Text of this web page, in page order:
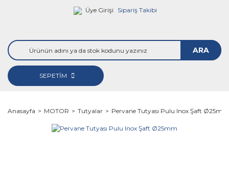
Üye Girişi Sipariş Takibi
ARA
SEPETİM
Anasayfa MOTOR Tutyalar Pervane Tutyası Pulu Inox Şaft Ø25mm